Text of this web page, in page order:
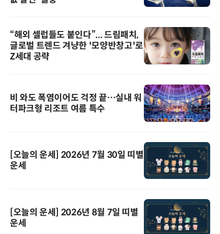
“해외 셀럽들도 붙인다”... 드림패치,
글로벌 트렌드 겨냥한 '모양반창고'로
Z세대 공략
비 와도 폭염이어도 걱정 끝…실내 워
터파크형 리조트 여름 특수
[오늘의 운세] 2026년 7월 30일 띠별
운세
[오늘의 운세] 2026년 8월 7일 띠별
운세